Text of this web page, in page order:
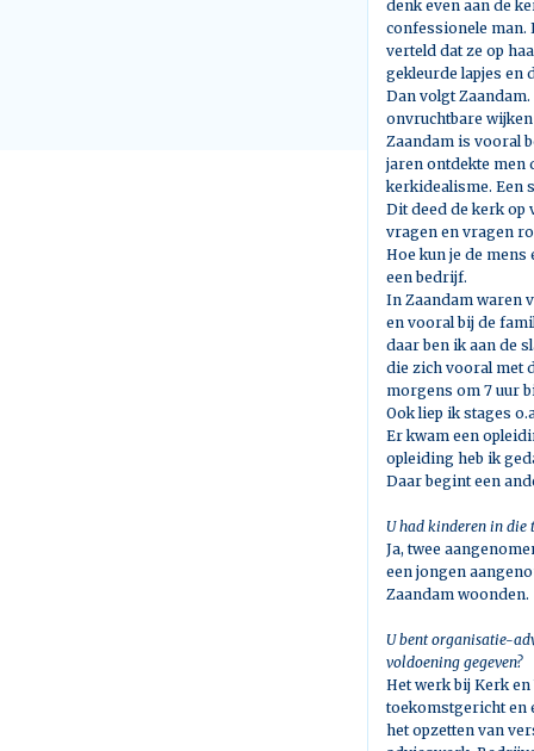
denk even aan de
confessionele man.
verteld dat ze op
gekleurde lapjes en
Dan volgt
onvruchtbare
Zaandam is vooral
jaren ontdekte men
kerkidealisme. Een
Dit deed de kerk op
vragen en vragen
Hoe kun je de
een bedrijf.
In Zaandam waren
en vooral bij de
daar ben ik aan de
die zich vooral met
morgens om 7 uur
Ook liep ik stages
Er kwam een
opleiding heb ik
Daar begint een
U had kinderen in die
Ja, twee
een jongen
Zaandam woonden.
U bent organisatie-
voldoening gegeven?
Het werk bij Kerk
toekomstgericht en
het opzetten van